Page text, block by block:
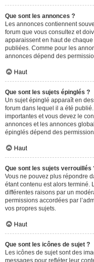
Que sont les annonces ?
Les annonces contiennent
forum que vous consultez et
apparaissent en haut de
publiées. Comme pour les
annonces dépend des
Haut
Que sont les sujets épinglés ?
Un sujet épinglé apparaît en
forum dans lequel il a été
importantes et vous devez le
annonces et les annonces
épinglés dépend des
Haut
Que sont les sujets verrouillés
Vous ne pouvez plus répondre
étant contenu est alors terminé.
différentes raisons par un
permissions accordées par
vos propres sujets.
Haut
Que sont les icônes de sujet ?
Les icônes de sujet sont des
messages pour refléter leur